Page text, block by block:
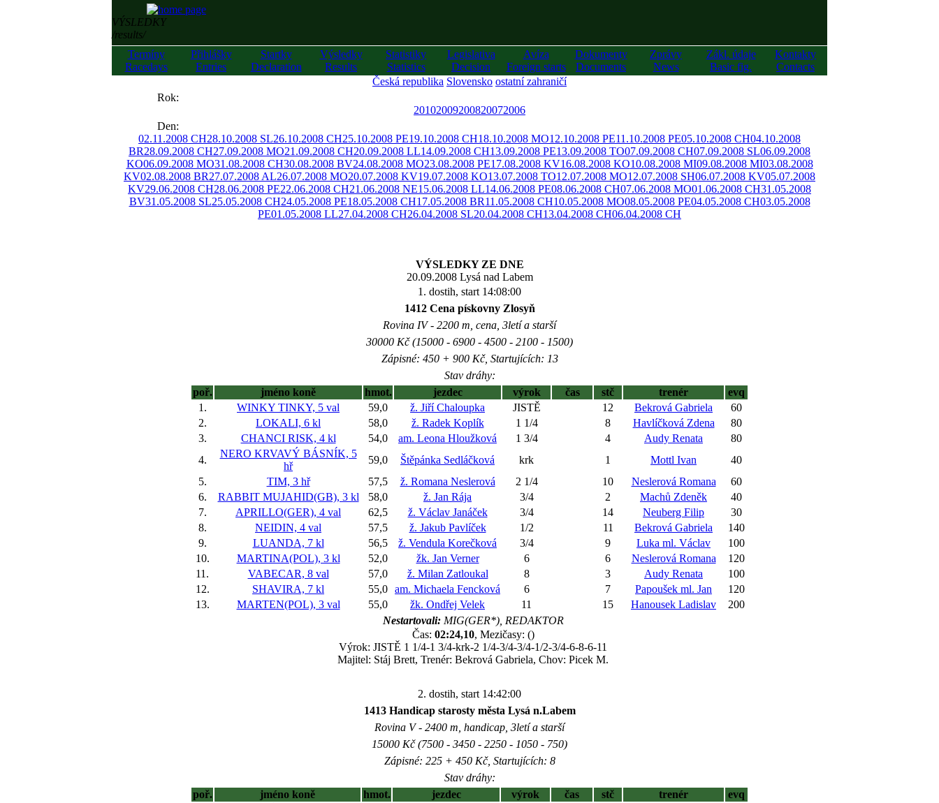
VÝSLEDKY
/results/
Termíny
Racedays
Přihlášky
Entries
Startky
Declaration
Výsledky
Results
Statistiky
Statistics
Legislativa
Decision
Avíza
Foreign starts
Dokumenty
Documents
Zprávy
News
Zákl. údaje
Basic fig.
Kontakty
Contacts
Česká republika Slovensko ostatní zahraničí
Rok:
20102009200820072006
Den:
02.11.2008 CH28.10.2008 SL26.10.2008 CH25.10.2008 PE19.10.2008 CH18.10.2008 MO12.10.2008 PE11.10.2008 PE05.10.2008 CH04.10.2008
BR28.09.2008 CH27.09.2008 MO21.09.2008 CH20.09.2008 LL14.09.2008 CH13.09.2008 PE13.09.2008 TO07.09.2008 CH07.09.2008 SL06.09.2008
KO06.09.2008 MO31.08.2008 CH30.08.2008 BV24.08.2008 MO23.08.2008 PE17.08.2008 KV16.08.2008 KO10.08.2008 MI09.08.2008 MI03.08.2008
KV02.08.2008 BR27.07.2008 AL26.07.2008 MO20.07.2008 KV19.07.2008 KO13.07.2008 TO12.07.2008 MO12.07.2008 SH06.07.2008 KV05.07.2008
KV29.06.2008 CH28.06.2008 PE22.06.2008 CH21.06.2008 NE15.06.2008 LL14.06.2008 PE08.06.2008 CH07.06.2008 MO01.06.2008 CH31.05.2008
BV31.05.2008 SL25.05.2008 CH24.05.2008 PE18.05.2008 CH17.05.2008 BR11.05.2008 CH10.05.2008 MO08.05.2008 PE04.05.2008 CH03.05.2008
PE01.05.2008 LL27.04.2008 CH26.04.2008 SL20.04.2008 CH13.04.2008 CH06.04.2008 CH
VÝSLEDKY ZE DNE
20.09.2008 Lysá nad Labem
1. dostih, start 14:08:00
1412 Cena pískovny Zlosyň
Rovina IV - 2200 m, cena, 3letí a starší
30000 Kč (15000 - 6900 - 4500 - 2100 - 1500)
Zápisné: 450 + 900 Kč, Startujících: 13
Stav dráhy:
poř.
jméno koně hmot. jezdec výrok čas stč trenér
evq
1.
WINKY TINKY, 5 val 59,0 ž. Jiří Chaloupka JISTĚ 12 Bekrová Gabriela
60
2.
LOKALI, 6 kl 58,0 ž. Radek Koplík 1 1/4 8 Havlíčková Zdena
80
3.
CHANCI RISK, 4 kl 54,0 am. Leona Hloužková 1 3/4 4 Audy Renata
80
4.
NERO KRVAVÝ BÁSNÍK, 5
hř
59,0 Štěpánka Sedláčková krk 1 Mottl Ivan
40
5.
TIM, 3 hř 57,5 ž. Romana Neslerová 2 1/4 10 Neslerová Romana
60
6.
RABBIT MUJAHID(GB), 3 kl 58,0 ž. Jan Rája 3/4 2 Machů Zdeněk
40
7.
APRILLO(GER), 4 val 62,5 ž. Václav Janáček 3/4 14 Neuberg Filip
30
8.
NEIDIN, 4 val 57,5 ž. Jakub Pavlíček 1/2 11 Bekrová Gabriela
140
9.
LUANDA, 7 kl 56,5 ž. Vendula Korečková 3/4 9 Luka ml. Václav
100
10.
MARTINA(POL), 3 kl 52,0 žk. Jan Verner 6 6 Neslerová Romana
120
11.
VABECAR, 8 val 57,0 ž. Milan Zatloukal 8 3 Audy Renata
100
12.
SHAVIRA, 7 kl 55,0 am. Michaela Fencková 6 7 Papoušek ml. Jan
120
13.
MARTEN(POL), 3 val 55,0 žk. Ondřej Velek 11 15 Hanousek Ladislav
200
Nestartovali:MIG(GER*), REDAKTOR
Čas: 02:24,10, Mezičasy: ()
Výrok: JISTĚ 1 1/4-1 3/4-krk-2 1/4-3/4-3/4-1/2-3/4-6-8-6-11
Majitel: Stáj Brett, Trenér: Bekrová Gabriela, Chov: Picek M.
2. dostih, start 14:42:00
1413 Handicap starosty města Lysá n.Labem
Rovina V - 2400 m, handicap, 3letí a starší
15000 Kč (7500 - 3450 - 2250 - 1050 - 750)
Zápisné: 225 + 450 Kč, Startujících: 8
Stav dráhy:
poř.
jméno koně hmot. jezdec výrok čas stč trenér
evq